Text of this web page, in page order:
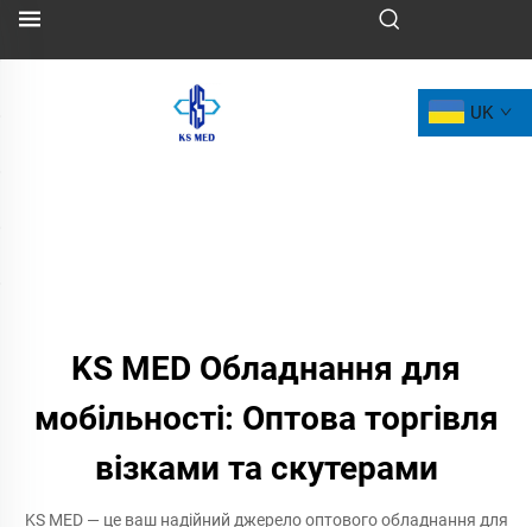
UK
KS MED Обладнання для
мобільності: Оптова торгівля
візками та скутерами
KS MED — це ваш надійний джерело оптового обладнання для